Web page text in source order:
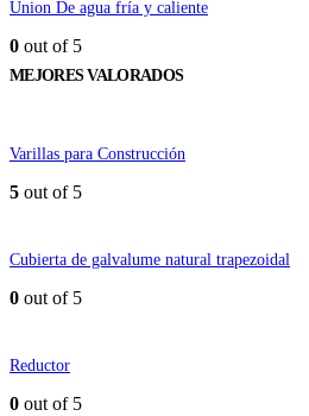
Union De agua fría y caliente
0 out of 5
MEJORES VALORADOS
Varillas para Construcción
5 out of 5
Cubierta de galvalume natural trapezoidal
0 out of 5
Reductor
0 out of 5